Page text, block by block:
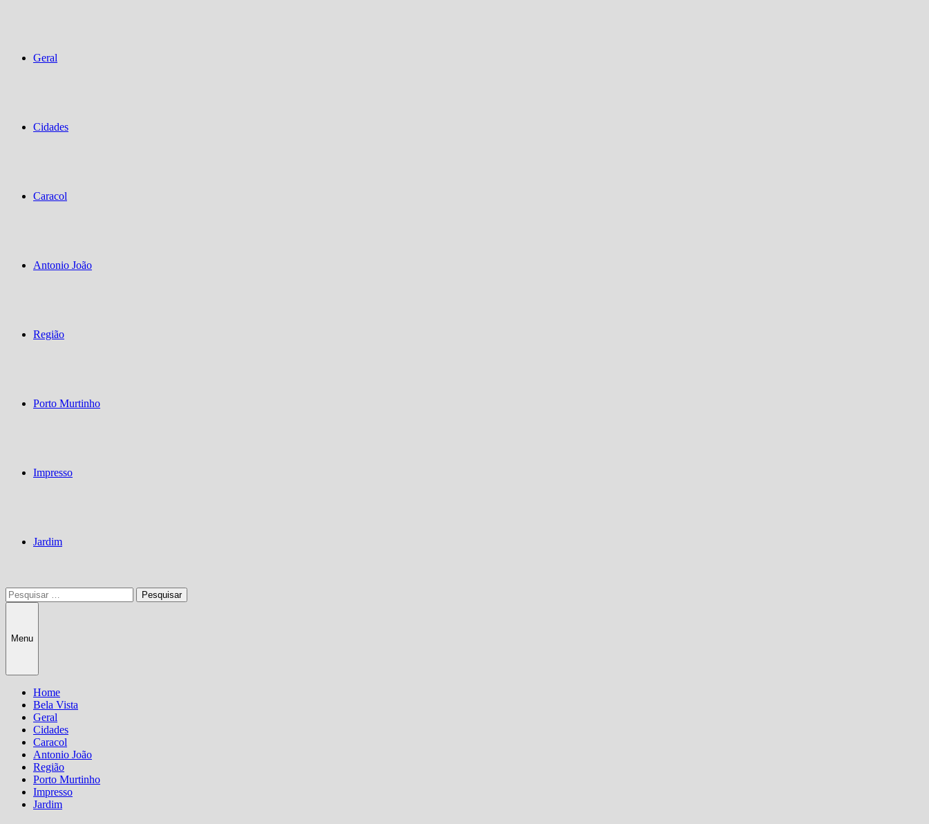
Geral
Cidades
Caracol
Antonio João
Região
Porto Murtinho
Impresso
Jardim
Pesquisar
por:
Menu
Home
Bela Vista
Geral
Cidades
Caracol
Antonio João
Região
Porto Murtinho
Impresso
Jardim